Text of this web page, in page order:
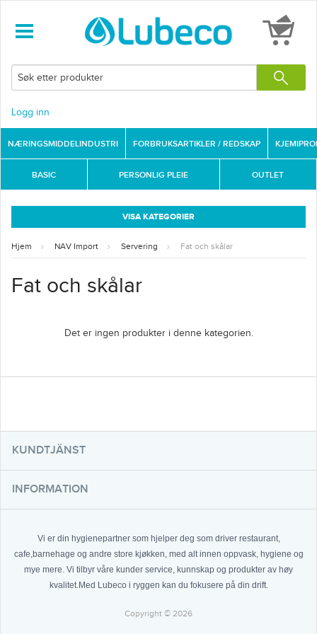
Logg inn
NÆRINGSMIDDELINDUSTRI FORBRUKSARTIKLER / REDSKAP
BASIC PERSONLIG PLEIE OUTLET
VISA KATEGORIER
Hjem NAV Import Servering Fat och skålar
Fat och skålar
Det er ingen produkter i denne kategorien.
KUNDTJÄNST
INFORMATION
Vi er din hygienepartner som hjelper deg som driver restaurant,
cafe,barnehage og andre store kjøkken, med alt innen oppvask, hygiene og
mye mere. Vi tilbyr våre kunder service, kunnskap og produkter av høy
kvalitet.Med Lubeco i ryggen kan du fokusere på din drift.
Copyright © 2026